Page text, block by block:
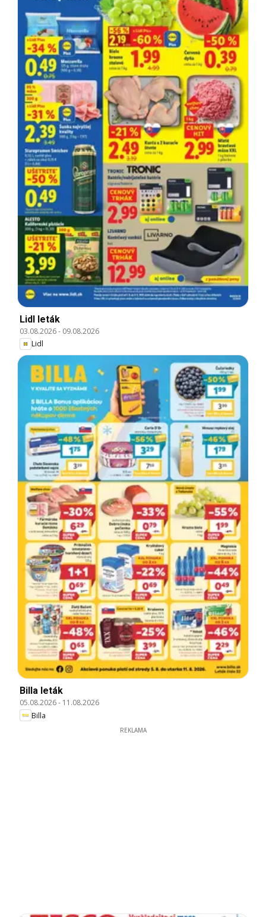
Lidl leták
03.08.2026- 09.08.2026
Lidl
Billa leták
05.08.2026- 11.08.2026
Billa
REKLAMA